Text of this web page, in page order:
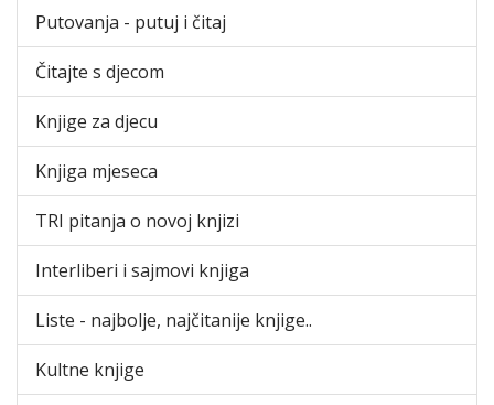
Putovanja - putuj i čitaj
Čitajte s djecom
Knjige za djecu
Knjiga mjeseca
TRI pitanja o novoj knjizi
Interliberi i sajmovi knjiga
Liste - najbolje, najčitanije knjige..
Kultne knjige